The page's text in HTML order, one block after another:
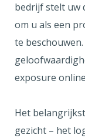
bedrijf stelt uw
om u als een
te
exposure
Het
gezicht – het